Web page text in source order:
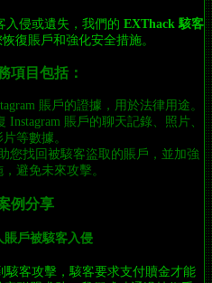
入侵或遺失，我們的 EXThack 駭客
復賬戶和強化安全措施。
項目包括：
賬戶的證據，用於法律用途。
賬戶的聊天記錄、照片、
片等數據。
您找回被駭客盜取的賬戶，並加強
避免未來攻擊。
例分享
賬戶被駭客入侵
駭客攻擊，駭客要求支付贖金才能